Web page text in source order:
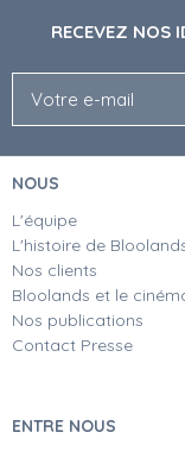
RECEVEZ NOS
NOUS
L'équipe
L'histoire de
Nos clients
Bloolands et le
Nos publications
Contact Presse
ENTRE NOUS